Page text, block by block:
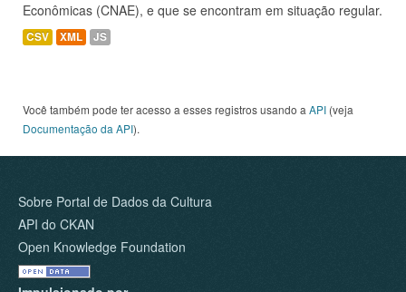
Econômicas (CNAE), e que se encontram em situação regular.
CSV XML JS
Você também pode ter acesso a esses registros usando a API (veja
Documentação da API).
Sobre Portal de Dados da Cultura
API do CKAN
Open Knowledge Foundation